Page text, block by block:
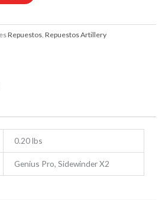
Repuestos, Repuestos Artillery
0.20 lbs
Genius Pro, Sidewinder X2